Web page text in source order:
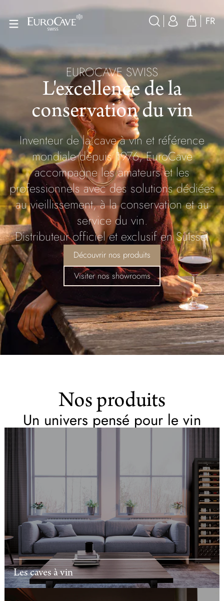
FR
EUROCAVE SWISS
L'excellence de la
conservation du vin
Inventeur de la cave à vin et référence
mondiale depuis 1976, EuroCave
accompagne les amateurs et les
professionnels avec des solutions dédiées
au vieillissement, à la conservation et au
service du vin.
Distributeur officiel et exclusif en Suisse.
Découvrir nos produits
Visiter nos showrooms
Nos produits
Un univers pensé pour le vin
Les caves à vin